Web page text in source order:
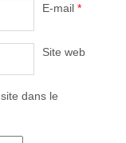
E-mail *
Site web
dans le